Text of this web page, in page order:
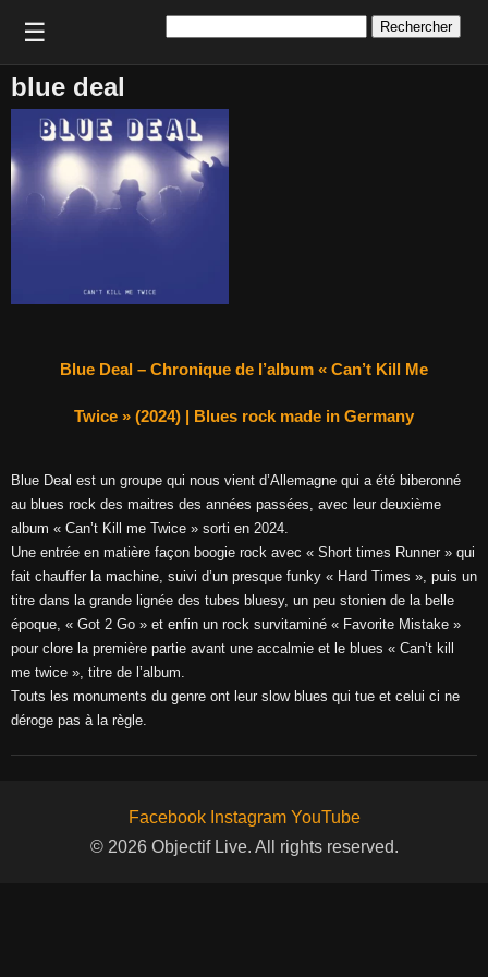
☰
blue deal
Blue Deal – Chronique de l’album « Can’t Kill Me
Twice » (2024) | Blues rock made in Germany
Blue Deal est un groupe qui nous vient d’Allemagne qui a été biberonné
au blues rock des maitres des années passées, avec leur deuxième
album « Can’t Kill me Twice » sorti en 2024.
Une entrée en matière façon boogie rock avec « Short times Runner » qui
fait chauffer la machine, suivi d’un presque funky « Hard Times », puis un
titre dans la grande lignée des tubes bluesy, un peu stonien de la belle
époque, « Got 2 Go » et enfin un rock survitaminé « Favorite Mistake »
pour clore la première partie avant une accalmie et le blues « Can’t kill
me twice », titre de l’album.
Touts les monuments du genre ont leur slow blues qui tue et celui ci ne
déroge pas à la règle.
Facebook Instagram YouTube
© 2026 Objectif Live. All rights reserved.